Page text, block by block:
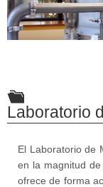
Laboratorio
El Laboratorio de
en la magnitud
ofrece de forma